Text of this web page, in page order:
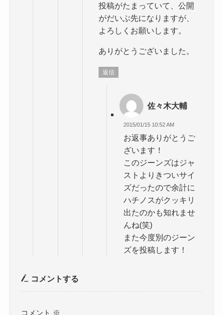
投稿がたまっていて、公開
がだいぶ先になりますが、
よろしくお願いします。
ありがとうございました。
返信
佐々木大輔
2015/01/15 10:52 AM
お返事ありがとうご
ざいます！
このジーンズはジャ
ストよりきついサイ
ズだったので余計に
ハチノスがクッキリ
出たのかも知れませ
んね(笑)
また今度別のジーン
ズを投稿します！
コメントする
コメント ※